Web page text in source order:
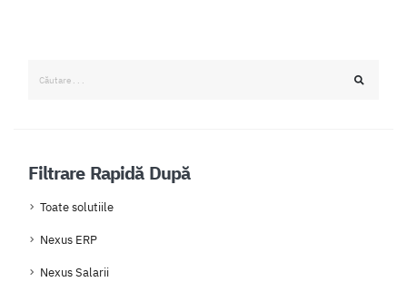
Filtrare Rapidă După
Toate solutiile
Nexus ERP
Nexus Salarii